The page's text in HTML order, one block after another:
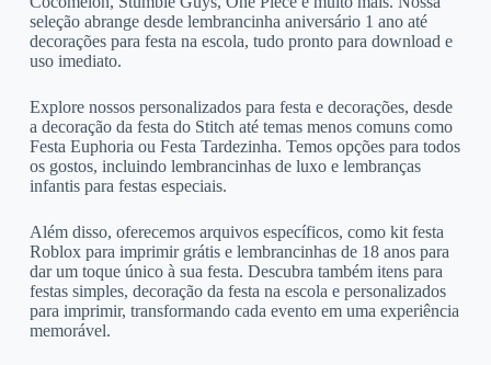
seleção abrange desde lembrancinha aniversário 1 ano até
decorações para festa na escola, tudo pronto para download e
uso imediato.
Explore nossos personalizados para festa e decorações, desde
a decoração da festa do Stitch até temas menos comuns como
Festa Euphoria ou Festa Tardezinha. Temos opções para todos
os gostos, incluindo lembrancinhas de luxo e lembranças
infantis para festas especiais.
Além disso, oferecemos arquivos específicos, como kit festa
Roblox para imprimir grátis e lembrancinhas de 18 anos para
dar um toque único à sua festa. Descubra também itens para
festas simples, decoração da festa na escola e personalizados
para imprimir, transformando cada evento em uma experiência
memorável.